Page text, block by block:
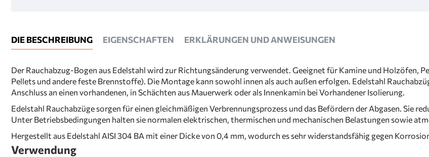
DIE BESCHREIBUNG EIGENSCHAFTEN ERKLÄRUNGEN UND ANWEISUNGEN
Der Rauchabzug-Bogen aus Edelstahl wird zur Richtungsänderung verwendet. Geeignet für Kamine und Holzöfen,
Pellets und andere feste Brennstoffe). Die Montage kann sowohl innen als auch außen erfolgen. Edelstahl
Anschluss an einen vorhandenen, in Schächten aus Mauerwerk oder als Innenkamin bei Vorhandener Isolierung.
Edelstahl Rauchabzüge sorgen für einen gleichmäßigen Verbrennungsprozess und das Befördern der Abgasen. Sie
Unter Betriebsbedingungen halten sie normalen elektrischen, thermischen und mechanischen Belastungen sowie
Hergestellt aus Edelstahl AISI 304 BA mit einer Dicke von 0,4 mm, wodurch es sehr widerstandsfähig gegen
Verwendung